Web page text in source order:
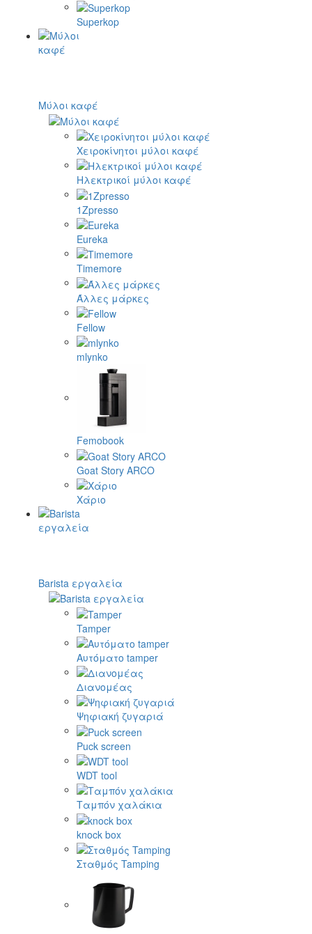
Superkop
Μύλοι καφέ
Χειροκίνητοι μύλοι καφέ
Ηλεκτρικοί μύλοι καφέ
1Zpresso
Eureka
Timemore
Άλλες μάρκες
Fellow
mlynko
Femobook
Goat Story ARCO
Χάριο
Barista εργαλεία
Tamper
Αυτόματο tamper
Διανομέας
Ψηφιακή ζυγαριά
Puck screen
WDT tool
Ταμπόν χαλάκια
knock box
Σταθμός Tamping